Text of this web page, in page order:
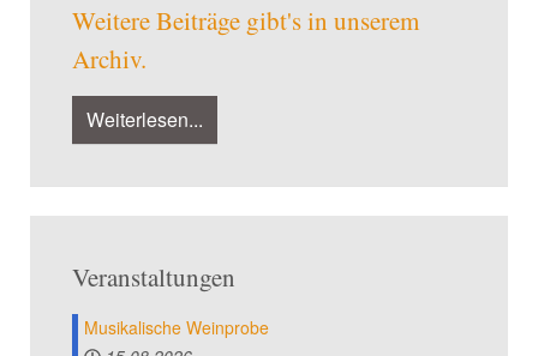
Weitere Beiträge gibt's in unserem
Archiv.
Weiterlesen...
Veranstaltungen
Musikalische Weinprobe